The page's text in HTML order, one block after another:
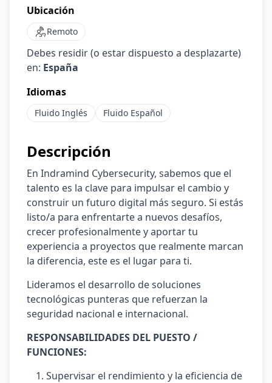
Ubicación
Remoto
Debes residir (o estar dispuesto a desplazarte)
en: España
Idiomas
Fluido Inglés Fluido Español
Descripción
En Indramind Cybersecurity, sabemos que el
talento es la clave para impulsar el cambio y
construir un futuro digital más seguro. Si estás
listo/a para enfrentarte a nuevos desafíos,
crecer profesionalmente y aportar tu
experiencia a proyectos que realmente marcan
la diferencia, este es el lugar para ti.
Lideramos el desarrollo de soluciones
tecnológicas punteras que refuerzan la
seguridad nacional e internacional.
RESPONSABILIDADES DEL PUESTO /
FUNCIONES:
Supervisar el rendimiento y la eficiencia de